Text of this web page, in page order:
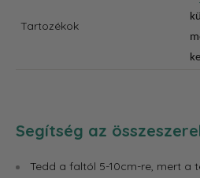
Tartozékok
Segítség az
Tedd a faltól 5-10cm-re, mert a